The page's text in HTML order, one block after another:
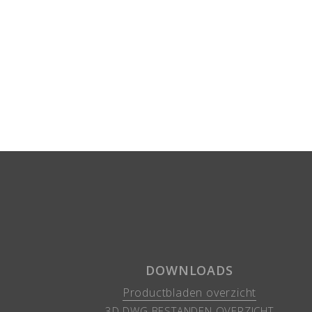
DOWNLOADS
Productbladen overzicht